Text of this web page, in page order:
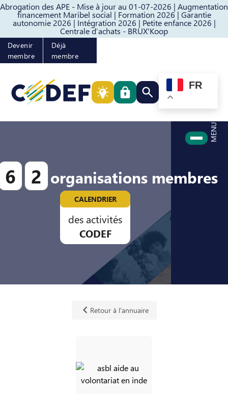
Abrogation des APE - Mise à jour au 01-07-2026 | Augmentation
financement Maribel social | Formation 2026 | Garantie
autonomie 2026 | Intégration 2026 | Petite enfance 2026 |
Centrale d’achats - BRUX'Koop
Passer au contenuPasser au pied de page
Devenir
membre
Déjà
membre
Rechercher quelque
FR
MENU
6 2 organisations membres
CALENDRIER
des activités
CODEF
Retour à l'annuaire